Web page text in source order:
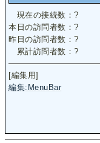
現在の接続数：?
本日の訪問者数：?
昨日の訪問者数：?
累計訪問者数：?
[編集用]
編集:MenuBar